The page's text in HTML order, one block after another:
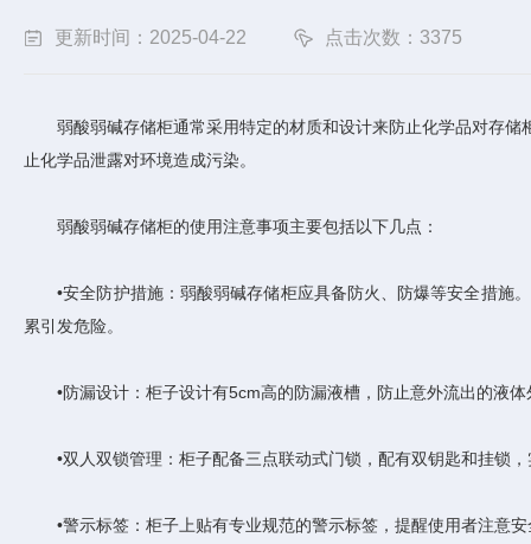
更新时间：2025-04-22 点击次数：3375
弱酸弱碱存储柜通常采用特定的材质和设计来防止化学品对存储
止化学品泄露对环境造成污染。
‌弱酸弱碱存储柜的使用注意事项‌主要包括以下几点：
‌•安全防护措施‌：弱酸弱碱存储柜应具备防火、防爆等安全措施。
累引发危险‌。
‌•防漏设计‌：柜子设计有5cm高的防漏液槽，防止意外流出的液体
‌•双人双锁管理‌：柜子配备三点联动式门锁，配有双钥匙和挂锁，
‌•警示标签‌：柜子上贴有专业规范的警示标签，提醒使用者注意安